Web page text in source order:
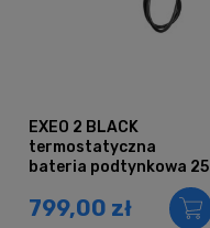
EXEO 2 BLACK
termostatyczna
bateria podtynkowa 25
799,00 zł